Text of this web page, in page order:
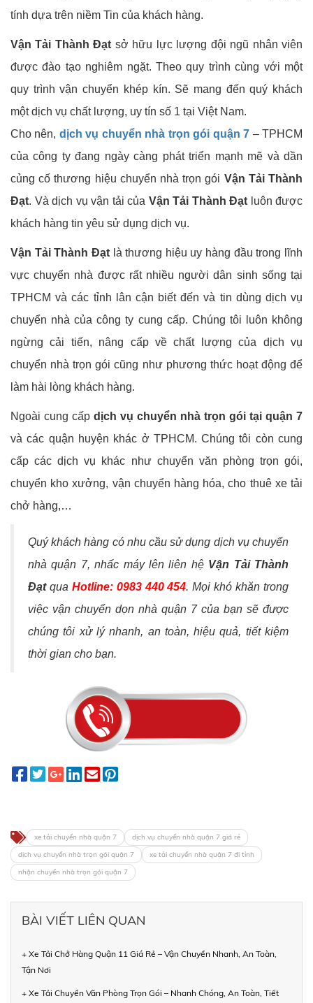
tính dựa trên niềm Tin của khách hàng.
Vận Tải Thành Đạt sở hữu lực lượng đội ngũ nhân viên
được đào tạo nghiêm ngặt. Theo quy trình cùng với một
quy trình vận chuyển khép kín. Sẽ mang đến quý khách
một dịch vụ chất lượng, uy tín số 1 tại Việt Nam.
Cho nên, dịch vụ chuyển nhà trọn gói quận 7 – TPHCM
của công ty đang ngày càng phát triển mạnh mẽ và dần
củng cố thương hiệu chuyển nhà trọn gói Vận Tải Thành
Đạt. Và dịch vụ vận tải của Vận Tải Thành Đạt luôn được
khách hàng tin yêu sử dụng dịch vụ.
Vận Tải Thành Đạtlà thương hiệu uy hàng đầu trong lĩnh
vực chuyển nhà được rất nhiều người dân sinh sống tại
TPHCM và các tỉnh lân cận biết đến và tin dùng dịch vụ
chuyển nhà của công ty cung cấp. Chúng tôi luôn không
ngừng cải tiến, nâng cấp về chất lượng của dịch vụ
chuyển nhà trọn gói cũng như phương thức hoạt động để
làm hài lòng khách hàng.
Ngoài cung cấp dịch vụ chuyển nhà trọn gói tại quận 7
và các quận huyện khác ở TPHCM. Chúng tôi còn cung
cấp các dịch vụ khác như chuyển văn phòng trọn gói,
chuyển kho xưởng, vận chuyển hàng hóa, cho thuê xe tải
chở hàng,…
Quý khách hàng có nhu cầu sử dụng dịch vụ chuyển
nhà quận 7, nhấc máy lên liên hệ Vận Tải Thành
Đạtqua Hotline: 0983 440 454. Mọi khó khăn trong
việc vận chuyển dọn nhà quận 7 của bạn sẽ được
chúng tôi xử lý nhanh, an toàn, hiệu quả, tiết kiệm
thời gian cho bạn.
xe tải chuyển nhà quận 7
dịch vụ chuyển nhà quận 7 giá rẻ
dịch vụ chuyển nhà trọn gói quận 7
xe tải chuyển nhà quận 7 đi tỉnh
nhận chuyển nhà trọn gói quận 7
BÀI VIẾT LIÊN QUAN
+ Xe Tải Chở Hàng Quận 11 Giá Rẻ – Vận Chuyển Nhanh, An Toàn,
Tận Nơi
+ Xe Tải Chuyển Văn Phòng Trọn Gói – Nhanh Chóng, An Toàn, Tiết